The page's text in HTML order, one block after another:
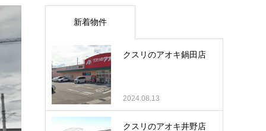
新着物件
クスリのアオキ鍋田店
2024.08.13
クスリのアオキ井野店